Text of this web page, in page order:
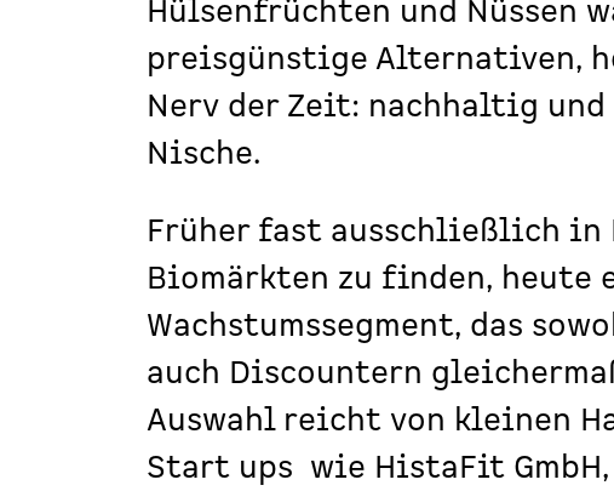
Hülsenfrüchten und Nüssen
preisgünstige Alternativen,
Nerv der Zeit: nachhaltig und
Nische.
Früher fast ausschließlich in
Biomärkten zu finden, heute
Wachstumssegment, das
auch Discountern
Auswahl reicht von kleinen
Start ups wie HistaFit GmbH,